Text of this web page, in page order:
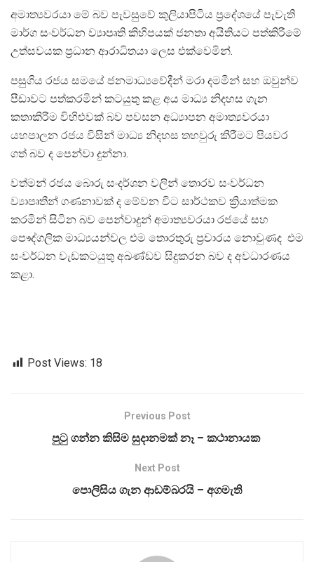
අමාත්‍යවරයා මේ බව පැවසුවේ කුලියාපිටිය ප්‍රදේශයේ පැවැති
මාර්ග සංවර්ධන ව්‍යාපෘති කිහිපයක් ජනතා අයිතියට පත්කිරීමේ
උත්සවයක ප්‍රධාන ආරාධිතයා ලෙස එක්වෙමින්.
පසුගිය රජය සමයේ ජනමාධ්‍යවේදීන් මරා දමමින් සහ ඔවුන්ව
පීඩාවට පත්කරමින් කටයුතු කළ අය මාධ්‍ය නිදහස ගැන
කතාකිරීම විහිළුවක් බව පවසන අධ්‍යාපන අමාත්‍යවරයා
යහපාලන රජය විසින් මාධ්‍ය නිදහස තහවුරු කිරීමට පියවර
ගත් බව ද පෙන්වා දුන්නා.
වත්මන් රජය බොරු සංදර්ශන වලින් තොරව සංවර්ධන
ව්‍යාපෘතීන් ගණනාවක් ද මේවන විට සාර්ථකව ක්‍රියාත්මක
කරමින් සිටින බව පෙන්වාදුන් අමාත්‍යවරයා රජයේ සහ
පෞද්ගලික මාධ්‍යයන්වල එම තොරතුරු ප්‍රචාරය නොවුණද එම
සංවර්ධන වැඩකටයුතු අඛණ්ඩව සිදුකරන බව ද අවධාරණය
කළා.
Post Views: 18
Previous Post
පුටු ගන්න කිසිම සුදානමක් නෑ – කථානායක
Next Post
පොලිසිය ගැන ආඩම්බරයි – අගමැති